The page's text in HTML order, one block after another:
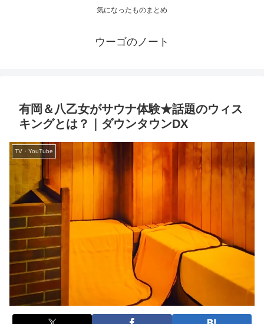
気になったものまとめ
ウーゴのノート
有岡＆八乙女がサウナ体験★話題のウィス
キングとは？｜ダウンタウンDX
TV・YouTube